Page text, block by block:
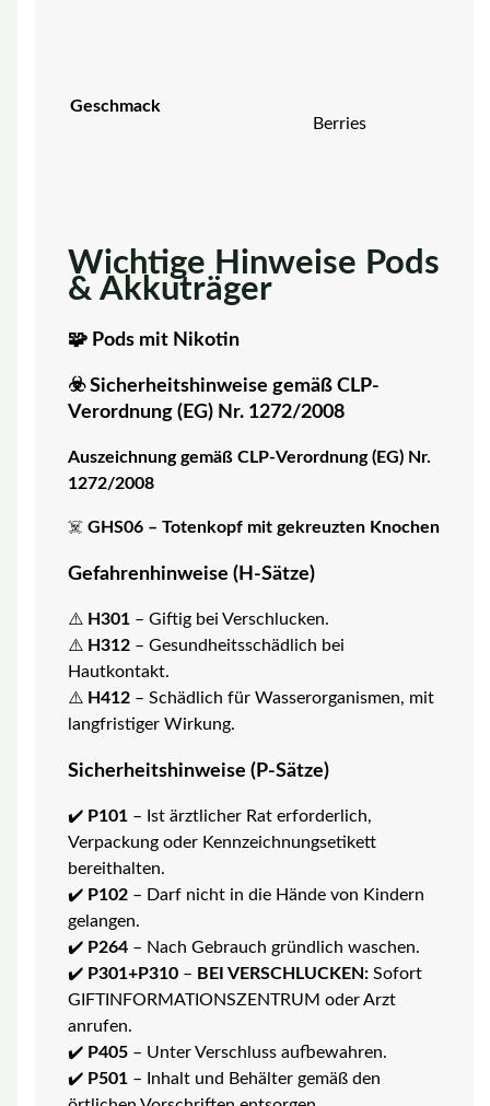
Geschmack
Berries
Wichtige Hinweise Pods
& Akkuträger
🧩 Pods mit Nikotin
☣️ Sicherheitshinweise gemäß CLP-
Verordnung (EG) Nr. 1272/2008
Auszeichnung gemäß CLP-Verordnung (EG) Nr.
1272/2008
☠️ GHS06 – Totenkopf mit gekreuzten Knochen
Gefahrenhinweise (H-Sätze)
⚠️ H301– Giftig bei Verschlucken.
⚠️ H312– Gesundheitsschädlich bei
Hautkontakt.
⚠️ H412– Schädlich für Wasserorganismen, mit
langfristiger Wirkung.
Sicherheitshinweise (P-Sätze)
✔️ P101– Ist ärztlicher Rat erforderlich,
Verpackung oder Kennzeichnungsetikett
bereithalten.
✔️ P102– Darf nicht in die Hände von Kindern
gelangen.
✔️ P264– Nach Gebrauch gründlich waschen.
✔️ P301+P310– BEI VERSCHLUCKEN:Sofort
GIFTINFORMATIONSZENTRUM oder Arzt
anrufen.
✔️ P405– Unter Verschluss aufbewahren.
✔️ P501– Inhalt und Behälter gemäß den